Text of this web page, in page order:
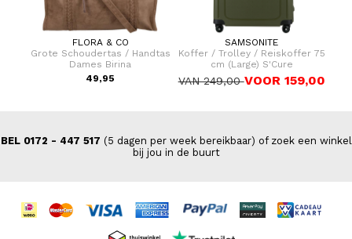
FLORA & CO
Grote Schoudertas / Handtas
Dames Birina
49,95
SAMSONITE
Koffer / Trolley / Reiskoffer 75
cm (Large) S'Cure
VAN 249,00VOOR 159,00
BEL 0172 - 447 517 (5 dagen per week bereikbaar) of zoek een winkel
bij jou in de buurt